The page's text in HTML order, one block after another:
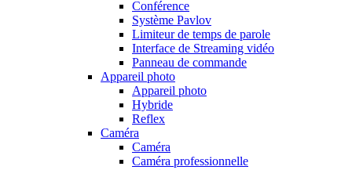
Conférence
Système Pavlov
Limiteur de temps de parole
Interface de Streaming vidéo
Panneau de commande
Appareil photo
Appareil photo
Hybride
Reflex
Caméra
Caméra
Caméra professionnelle